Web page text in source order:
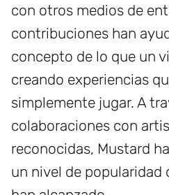
con otros medios de
contribuciones han
concepto de lo que un
creando experiencias
simplemente jugar. A
colaboraciones con
reconocidas, Mustard
un nivel de popularidad